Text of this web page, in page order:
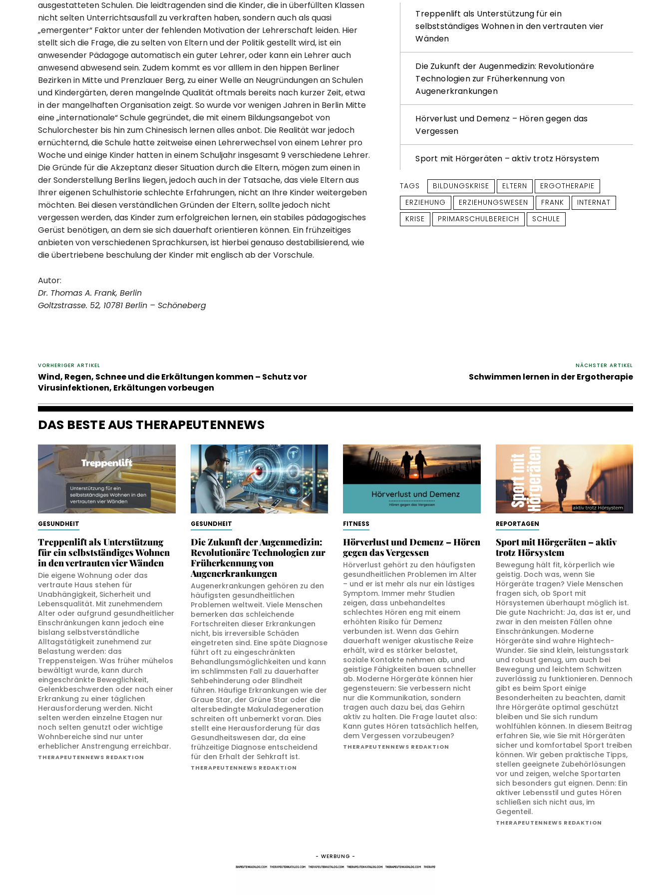
ausgestatteten Schulen. Die leidtragenden sind die Kinder, die in überfüllten Klassen
nicht selten Unterrichtsausfall zu verkraften haben, sondern auch als quasi
„emergenter“ Faktor unter der fehlenden Motivation der Lehrerschaft leiden. Hier
stellt sich die Frage, die zu selten von Eltern und der Politik gestellt wird, ist ein
anwesender Pädagoge automatisch ein guter Lehrer, oder kann ein Lehrer auch
anwesend abwesend sein. Zudem kommt es vor alllem in den hippen Berliner
Bezirken in Mitte und Prenzlauer Berg, zu einer Welle an Neugründungen an Schulen
und Kindergärten, deren mangelnde Qualität oftmals bereits nach kurzer Zeit, etwa
in der mangelhaften Organisation zeigt. So wurde vor wenigen Jahren in Berlin Mitte
eine „internationale“ Schule gegründet, die mit einem Bildungsangebot von
Schulorchester bis hin zum Chinesisch lernen alles anbot. Die Realität war jedoch
ernüchternd, die Schule hatte zeitweise einen Lehrerwechsel von einem Lehrer pro
Woche und einige Kinder hatten in einem Schuljahr insgesamt 9 verschiedene Lehrer.
Die Gründe für die Akzeptanz dieser Situation durch die Eltern, mögen zum einen in
der Sonderstellung Berlins liegen, jedoch auch in der Tatsache, das viele Eltern aus
Ihrer eigenen Schulhistorie schlechte Erfahrungen, nicht an Ihre Kinder weitergeben
möchten. Bei diesen verständlichen Gründen der Eltern, sollte jedoch nicht
vergessen werden, das Kinder zum erfolgreichen lernen, ein stabiles pädagogisches
Gerüst benötigen, an dem sie sich dauerhaft orientieren können. Ein frühzeitiges
anbieten von verschiedenen Sprachkursen, ist hierbei genauso destabilisierend, wie
die übertriebene beschulung der Kinder mit englisch ab der Vorschule.
Autor:
Dr. Thomas A. Frank, Berlin
Goltzstrasse. 52, 10781 Berlin – Schöneberg
Treppenlift als Unterstützung für ein
selbstständiges Wohnen in den vertrauten vier
Wänden
Die Zukunft der Augenmedizin: Revolutionäre
Technologien zur Früherkennung von
Augenerkrankungen
Hörverlust und Demenz – Hören gegen das
Vergessen
Sport mit Hörgeräten – aktiv trotz Hörsystem
TAGS BILDUNGSKRISE ELTERN
ERGOTHERAPIE
ERZIEHUNG
ERZIEHUNGSWESEN FRANK
INTERNAT
KRISE
PRIMARSCHULBEREICH SCHULE
VORHERIGER ARTIKEL
Wind, Regen, Schnee und die Erkältungen kommen – Schutz vor
Virusinfektionen, Erkältungen vorbeugen
NÄCHSTER ARTIKEL
Schwimmen lernen in der Ergotherapie
DAS BESTE AUS THERAPEUTENNEWS
GESUNDHEIT
Treppenlift als Unterstützung
für ein selbstständiges Wohnen
in den vertrauten vier Wänden
Die eigene Wohnung oder das
vertraute Haus stehen für
Unabhängigkeit, Sicherheit und
Lebensqualität. Mit zunehmendem
Alter oder aufgrund gesundheitlicher
Einschränkungen kann jedoch eine
bislang selbstverständliche
Alltagstätigkeit zunehmend zur
Belastung werden: das
Treppensteigen. Was früher mühelos
bewältigt wurde, kann durch
eingeschränkte Beweglichkeit,
Gelenkbeschwerden oder nach einer
Erkrankung zu einer täglichen
Herausforderung werden. Nicht
selten werden einzelne Etagen nur
noch selten genutzt oder wichtige
Wohnbereiche sind nur unter
erheblicher Anstrengung erreichbar.
THERAPEUTENNEWS REDAKTION
GESUNDHEIT
Die Zukunft der Augenmedizin:
Revolutionäre Technologien zur
Früherkennung von
Augenerkrankungen
Augenerkrankungen gehören zu den
häufigsten gesundheitlichen
Problemen weltweit. Viele Menschen
bemerken das schleichende
Fortschreiten dieser Erkrankungen
nicht, bis irreversible Schäden
eingetreten sind. Eine späte Diagnose
führt oft zu eingeschränkten
Behandlungsmöglichkeiten und kann
im schlimmsten Fall zu dauerhafter
Sehbehinderung oder Blindheit
führen. Häufige Erkrankungen wie der
Graue Star, der Grüne Star oder die
altersbedingte Makuladegeneration
schreiten oft unbemerkt voran. Dies
stellt eine Herausforderung für das
Gesundheitswesen dar, da eine
frühzeitige Diagnose entscheidend
für den Erhalt der Sehkraft ist.
THERAPEUTENNEWS REDAKTION
FITNESS
Hörverlust und Demenz – Hören
gegen das Vergessen
Hörverlust gehört zu den häufigsten
gesundheitlichen Problemen im Alter
– und er ist mehr als nur ein lästiges
Symptom. Immer mehr Studien
zeigen, dass unbehandeltes
schlechtes Hören eng mit einem
erhöhten Risiko für Demenz
verbunden ist. Wenn das Gehirn
dauerhaft weniger akustische Reize
erhält, wird es stärker belastet,
soziale Kontakte nehmen ab, und
geistige Fähigkeiten bauen schneller
ab. Moderne Hörgeräte können hier
gegensteuern: Sie verbessern nicht
nur die Kommunikation, sondern
tragen auch dazu bei, das Gehirn
aktiv zu halten. Die Frage lautet also:
Kann gutes Hören tatsächlich helfen,
dem Vergessen vorzubeugen?
THERAPEUTENNEWS REDAKTION
REPORTAGEN
Sport mit Hörgeräten – aktiv
trotz Hörsystem
Bewegung hält fit, körperlich wie
geistig. Doch was, wenn Sie
Hörgeräte tragen? Viele Menschen
fragen sich, ob Sport mit
Hörsystemen überhaupt möglich ist.
Die gute Nachricht: Ja, das ist er, und
zwar in den meisten Fällen ohne
Einschränkungen. Moderne
Hörgeräte sind wahre Hightech-
Wunder. Sie sind klein, leistungsstark
und robust genug, um auch bei
Bewegung und leichtem Schwitzen
zuverlässig zu funktionieren. Dennoch
gibt es beim Sport einige
Besonderheiten zu beachten, damit
Ihre Hörgeräte optimal geschützt
bleiben und Sie sich rundum
wohlfühlen können. In diesem Beitrag
erfahren Sie, wie Sie mit Hörgeräten
sicher und komfortabel Sport treiben
können. Wir geben praktische Tipps,
stellen geeignete Zubehörlösungen
vor und zeigen, welche Sportarten
sich besonders gut eignen. Denn: Ein
aktiver Lebensstil und gutes Hören
schließen sich nicht aus, im
Gegenteil.
THERAPEUTENNEWS REDAKTION
- WERBUNG -